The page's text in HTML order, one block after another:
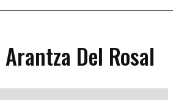
Arantza Del Rosal